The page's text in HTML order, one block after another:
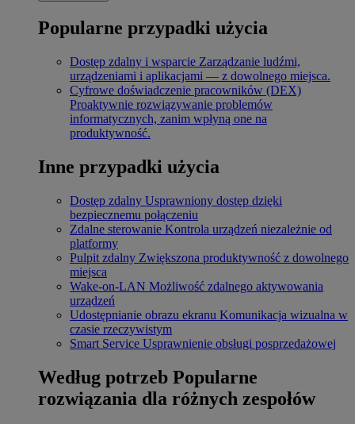
Popularne przypadki użycia
Dostęp zdalny i wsparcie Zarządzanie ludźmi,
urządzeniami i aplikacjami — z dowolnego miejsca.
Cyfrowe doświadczenie pracowników (DEX)
Proaktywnie rozwiązywanie problemów
informatycznych, zanim wpłyną one na
produktywność.
Inne przypadki użycia
Dostęp zdalny Usprawniony dostęp dzięki
bezpiecznemu połączeniu
Zdalne sterowanie Kontrola urządzeń niezależnie od
platformy
Pulpit zdalny Zwiększona produktywność z dowolnego
miejsca
Wake-on-LAN Możliwość zdalnego aktywowania
urządzeń
Udostępnianie obrazu ekranu Komunikacja wizualna w
czasie rzeczywistym
Smart Service Usprawnienie obsługi posprzedażowej
Według potrzeb Popularne
rozwiązania dla różnych zespołów